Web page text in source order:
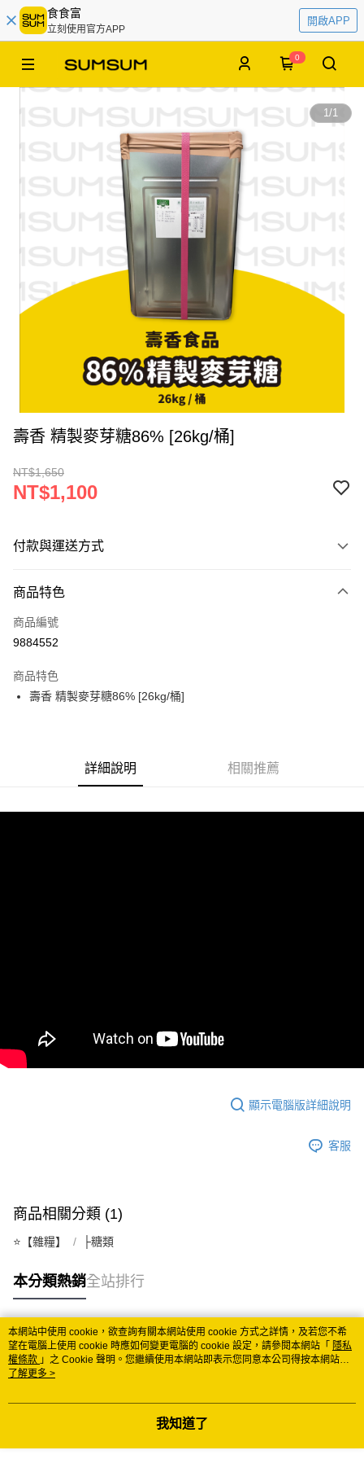
食食富
立刻使用官方APP
開啟APP
0
1/1
壽香 精製麥芽糖86% [26kg/桶]
NT$1,650
NT$1,100
付款與運送方式
信用卡一次付款
超商取貨付款
Apple Pay
ATM付款
付款後7-11取貨
每筆NT$60
免運費
商品特色
商品編號
9884552
商品特色
壽香 精製麥芽糖86% [26kg/桶]
詳細說明 相關推薦
顯示電腦版詳細說明
客服
商品相關分類 (1)
⭐️【雜糧】 ├糖類
本分類熱銷全站排行
熱門標籤
本網站中使用 cookie，欲查詢有關本網站使用 cookie 方式之詳情，及若您不希
望在電腦上使用 cookie 時應如何變更電腦的 cookie 設定，請參閱本網站「 隱私
權條款 」之 Cookie 聲明。您繼續使用本網站即表示您同意本公司得按本網站使
用條款之 Cookie 聲明使用 cookie。
了解更多 >
我知道了